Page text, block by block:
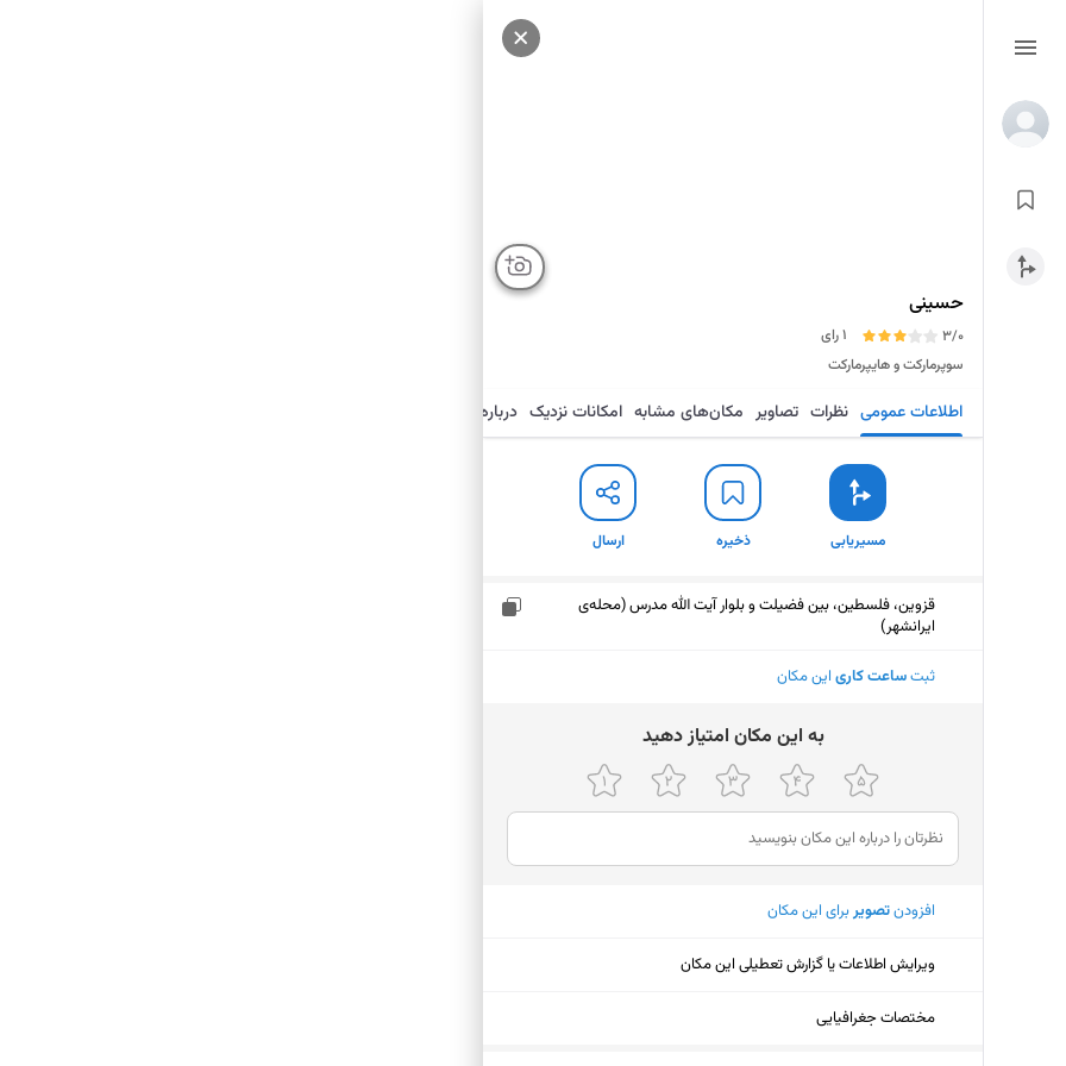
حسینی
3/0
1 رای
سوپرمارکت و هایپرمارکت
اطلاعات عمومی نظرات تصاویر مکان‌های مشابه امکانات نزدیک درباره
مسیریابی ذخیره ارسال
قزوین، فلسطین، بین فضیلت و بلوار آیت الله مدرس (محله‌ی
ایرانشهر)
ثبتساعت کاری این مکان
ﺑﻪ اﯾﻦ ﻣﮑﺎن اﻣﺘﯿﺎز دﻫﯿﺪ
افزودنتصویربرای این مکان
ویرایش اطلاعات یا گزارش تعطیلی این مکان
مختصات جغرافیایی